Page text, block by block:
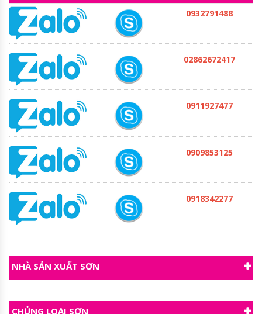
0932791488
02862672417
0911927477
0909853125
0918342277
NHÀ SẢN XUẤT SƠN
CHỦNG LOẠI SƠN